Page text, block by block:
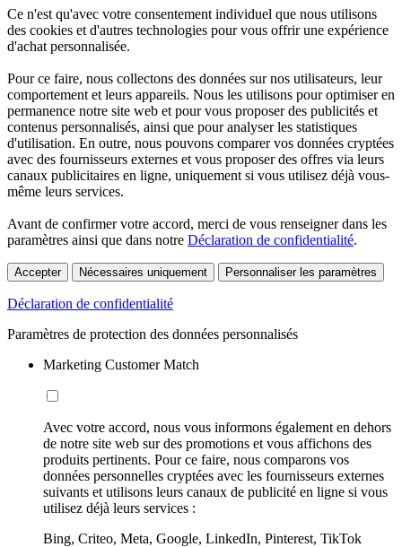
Ce n'est qu'avec votre consentement individuel que nous utilisons
des cookies et d'autres technologies pour vous offrir une expérience
d'achat personnalisée.
Pour ce faire, nous collectons des données sur nos utilisateurs, leur
comportement et leurs appareils. Nous les utilisons pour optimiser en
permanence notre site web et pour vous proposer des publicités et
contenus personnalisés, ainsi que pour analyser les statistiques
d'utilisation. En outre, nous pouvons comparer vos données cryptées
avec des fournisseurs externes et vous proposer des offres via leurs
canaux publicitaires en ligne, uniquement si vous utilisez déjà vous-
même leurs services.
Avant de confirmer votre accord, merci de vous renseigner dans les
paramètres ainsi que dans notre Déclaration de confidentialité.
Accepter Nécessaires uniquement Personnaliser les paramètres
Déclaration de confidentialité
Paramètres de protection des données personnalisés
Marketing Customer Match
Avec votre accord, nous vous informons également en dehors
de notre site web sur des promotions et vous affichons des
produits pertinents. Pour ce faire, nous comparons vos
données personnelles cryptées avec les fournisseurs externes
suivants et utilisons leurs canaux de publicité en ligne si vous
utilisez déjà leurs services :
Bing, Criteo, Meta, Google, LinkedIn, Pinterest, TikTok